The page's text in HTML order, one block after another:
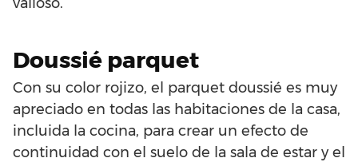
Doussié parquet
Con su color rojizo, el parquet doussié es muy
apreciado en todas las habitaciones de la casa,
incluida la cocina, para crear un efecto de
continuidad con el suelo de la sala de estar y el